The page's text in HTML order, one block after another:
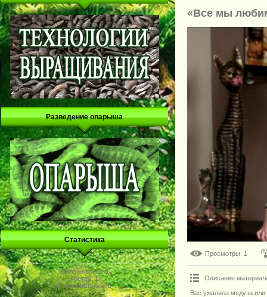
Разведение опарыша
Статистика
Онлайн всего:1
Гостей:1
Пользователей:0
«Все мы
Просмотры: 1
Описание
Вас ужалила медуза или